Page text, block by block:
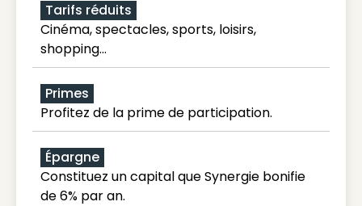
Tarifs réduits
Cinéma, spectacles, sports, loisirs,
shopping...
Primes
Profitez de la prime de participation.
Épargne
Constituez un capital que Synergie bonifie
de 6% par an.